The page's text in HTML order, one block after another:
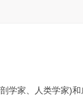
学家、人类学家)